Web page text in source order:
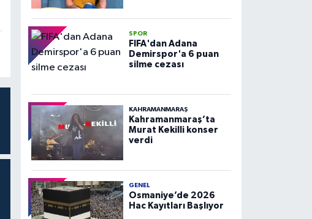
SPOR
FIFA'dan Adana
Demirspor'a 6 puan
silme cezası
KAHRAMANMARAŞ
Kahramanmaraş’ta
Murat Kekilli konser
verdi
GENEL
Osmaniye’de 2026
Hac Kayıtları Başlıyor